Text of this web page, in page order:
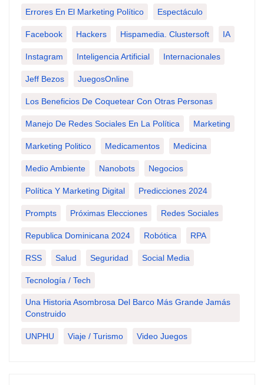
Errores En El Marketing Político Espectáculo
Facebook Hackers Hispamedia. Clustersoft IA
Instagram Inteligencia Artificial Internacionales
Jeff Bezos JuegosOnline
Los Beneficios De Coquetear Con Otras Personas
Manejo De Redes Sociales En La Política Marketing
Marketing Politico Medicamentos Medicina
Medio Ambiente Nanobots Negocios
Política Y Marketing Digital Predicciones 2024
Prompts Próximas Elecciones Redes Sociales
Republica Dominicana 2024 Robótica RPA
RSS Salud Seguridad Social Media
Tecnología / Tech
Una Historia Asombrosa Del Barco Más Grande Jamás
Construido
UNPHU Viaje / Turismo Video Juegos